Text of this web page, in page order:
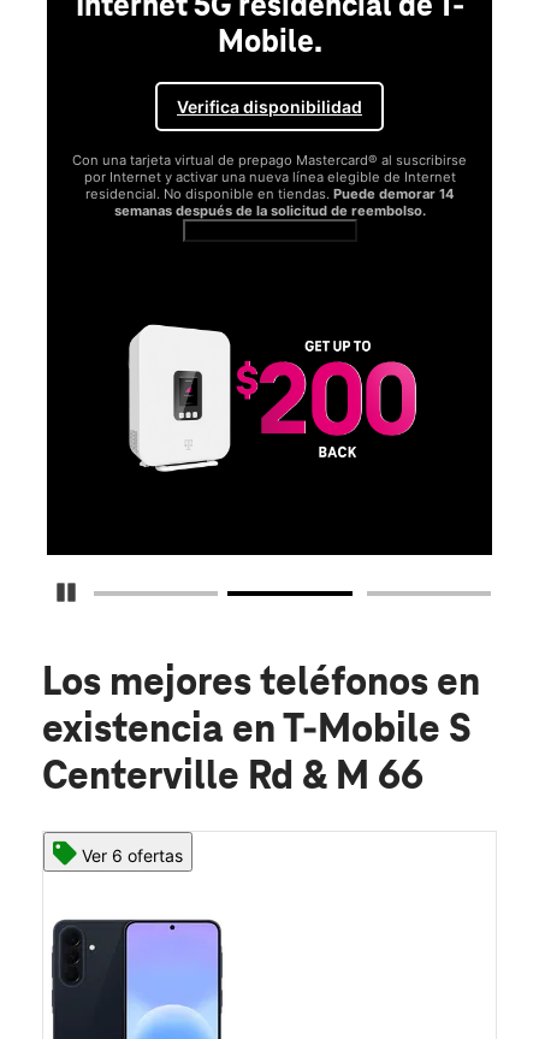
Detener carrusel
Internet 5G residencial de T-
Mobile.
Verifica disponibilidad
Con una tarjeta virtual de prepago Mastercard® al suscribirse
por Internet y activar una nueva línea elegible de Internet
residencial. No disponible en tiendas. Puede demorar 14
semanas después de la solicitud de reembolso.
Los mejores teléfonos en
existencia en T-Mobile S
Centerville Rd & M 66
Ver 6 ofertas